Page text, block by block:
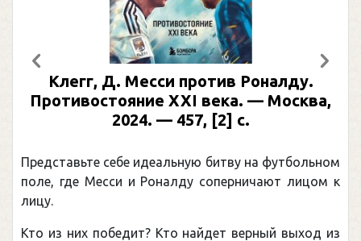
Клегг, Д. Месси против Роналду.
Противостояние XXI века. — Москва,
2024. — 457, [2] с.
Представьте себе идеальную битву на футбольном
поле, где Месси и Роналду соперничают лицом к
лицу.
Кто из них победит? Кто найдет верный выход из
Предыдущий